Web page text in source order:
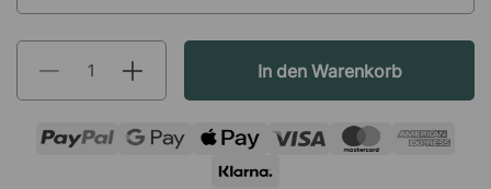
In den Warenkorb